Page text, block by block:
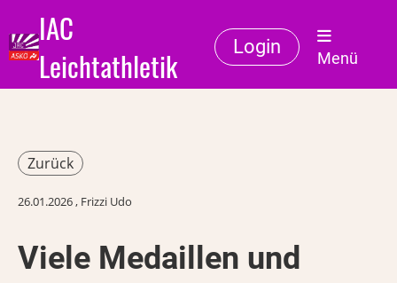
IAC
Leichtathletik
Login
Menü
Zurück
26.01.2026, Frizzi Udo
Viele Medaillen und